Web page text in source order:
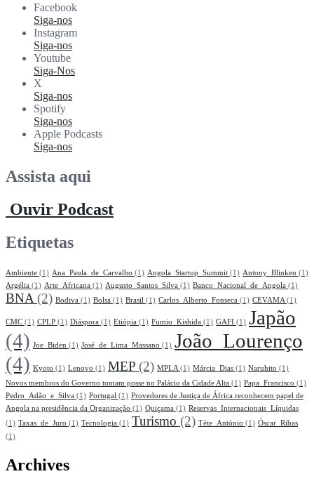
Facebook
Siga-nos
Instagram
Siga-nos
Youtube
Siga-Nos
X
Siga-nos
Spotify
Siga-nos
Apple Podcasts
Siga-nos
Assista aqui
Ouvir Podcast
Etiquetas
Ambiente (1) Ana_Paula_de_Carvalho (1) Angola_Startup_Summit (1) Antony_Blinken (1)
Argélia (1) Arte_Africana (1) Augusto_Santos_Silva (1) Banco_Nacional_de_Angola (1)
BNA(2) Bodiva (1) Bolsa (1) Brasil (1) Carlos_Alberto_Fonseca (1) CEVAMA(1)
CMC (1) CPLP (1) Diáspora (1) Etiópia (1) Fumio_Kishida (1) GAFI (1) Japão
(4) Joe_Biden (1) José_de_Lima_Massano (1) João_Lourenço
(4) Kyoto (1) Lenovo (1) MEP (2) MPLA(1) Márcia_Dias (1) Naruhito (1)
Novos membros do Governo tomam posse no Palácio da Cidade Alta (1) Papa_Francisco (1)
Pedro_Adão_e_Silva (1) Portugal (1) Provedores de Justiça de África reconhecem papel de
Angola na presidência da Organização (1) Quiçama (1) Reservas_Internacionais_Líquidas
(1) Taxas_de_Juro (1) Tecnologia (1) Turismo (2) Téte_António (1) Óscar_Ribas
(1)
Archives